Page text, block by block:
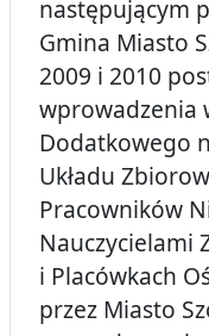
następującym
Gmina Miasto
2009 i 2010
wprowadzenia
Dodatkowego
Układu
Pracowników
Nauczycielami
i Placówkach
przez Miasto